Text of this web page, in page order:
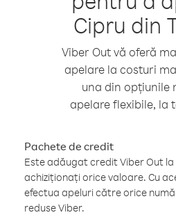
Cipru din
Viber Out vă oferă
apelare la costuri
una din opțiunile
apelare flexibile, la
Pachete de credit
Este adăugat credit Viber Out la
achiziționați orice valoare. Cu
efectua apeluri către orice
reduse Viber.